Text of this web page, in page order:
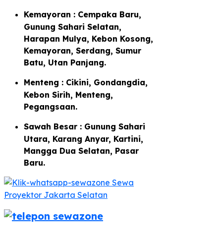
Kemayoran : Cempaka Baru,
Gunung Sahari Selatan,
Harapan Mulya, Kebon Kosong,
Kemayoran, Serdang, Sumur
Batu, Utan Panjang.
Menteng : Cikini, Gondangdia,
Kebon Sirih, Menteng,
Pegangsaan.
Sawah Besar : Gunung Sahari
Utara, Karang Anyar, Kartini,
Mangga Dua Selatan, Pasar
Baru.